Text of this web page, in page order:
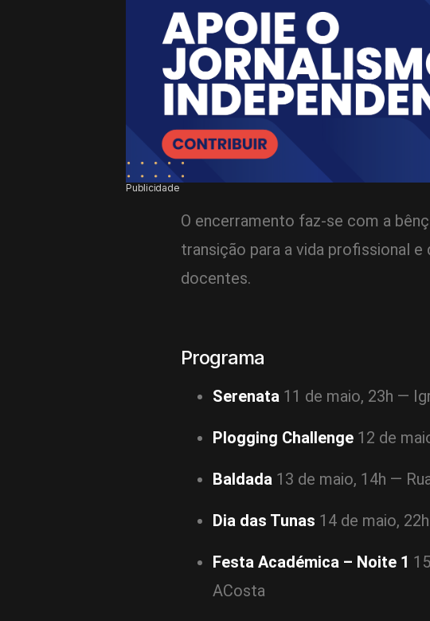
Publicidade
O encerramento faz-se com a
transição para a vida profissional
docentes.
Programa
Serenata 11 de maio, 23h —
Plogging Challenge 12 de
Baldada 13 de maio, 14h —
Dia das Tunas 14 de maio,
Festa Académica – Noite 1
ACosta